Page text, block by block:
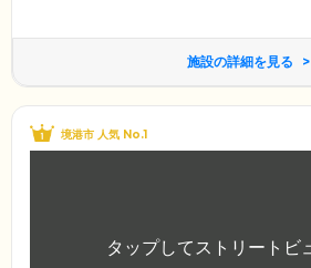
施設の詳細を見る
境港市 人気 No.1